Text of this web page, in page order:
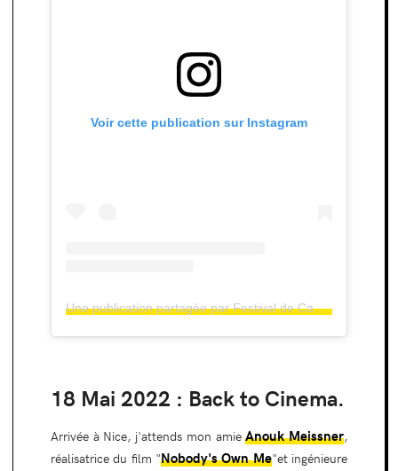
Voir cette publication sur Instagram
Une publication partagée par Festival de Cannes (@festivaldecannes)
18 Mai 2022 : Back to Cinema.
Arrivée à Nice, j'attends mon amieAnouk Meissner,
réalisatrice du film "Nobody's Own Me"et ingénieure